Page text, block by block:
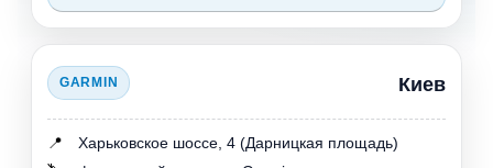
GARMIN Киев
📍
Харьковское шоссе, 4 (Дарницкая площадь)